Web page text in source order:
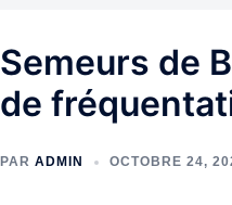
Semeurs de
de
PAR ADMIN OCTOBRE 24,